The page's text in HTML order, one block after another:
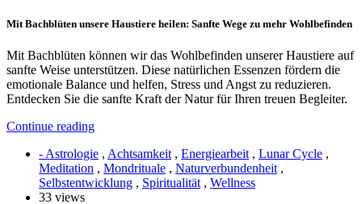
Mit Bachblüten unsere Haustiere heilen: Sanfte Wege zu mehr Wohlbefinden
Mit Bachblüten können wir das Wohlbefinden unserer Haustiere auf
sanfte Weise unterstützen. Diese natürlichen Essenzen fördern die
emotionale Balance und helfen, Stress und Angst zu reduzieren.
Entdecken Sie die sanfte Kraft der Natur für Ihren treuen Begleiter.
Continue reading
- Astrologie , Achtsamkeit , Energiearbeit , Lunar Cycle ,
Meditation , Mondrituale , Naturverbundenheit ,
Selbstentwicklung , Spiritualität , Wellness
33 views